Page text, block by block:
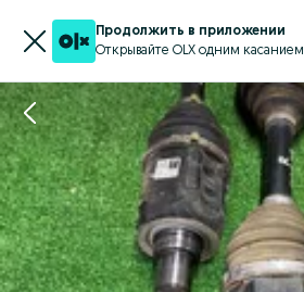
Продолжить в приложении
Открывайте OLX одним касанием